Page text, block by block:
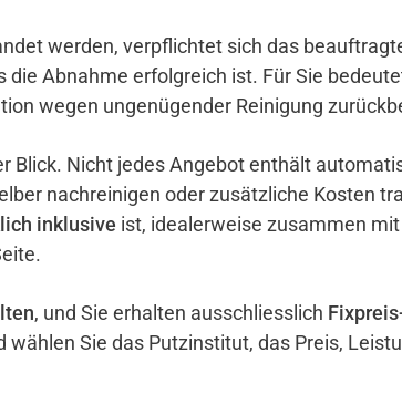
werden, verpflichtet sich das
die Abnahme erfolgreich ist. Für Sie
wegen ungenügender Reinigung
Blick. Nicht jedes Angebot enthält
nachreinigen oder zusätzliche Kosten
inklusive ist, idealerweise zusammen
, und Sie erhalten ausschliesslich
wählen Sie das Putzinstitut, das Preis,